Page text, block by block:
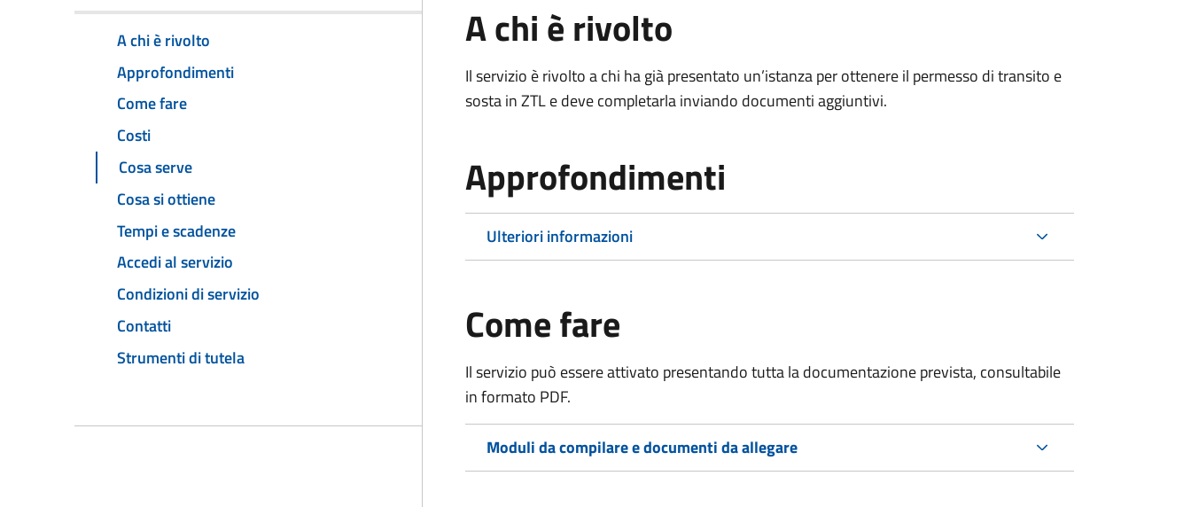
A chi è rivolto
Approfondimenti
Come fare
Costi
Cosa serve
Cosa si ottiene
Tempi e scadenze
Accedi al servizio
Condizioni di servizio
Contatti
Strumenti di tutela
A chi è rivolto
Il servizio è rivolto a chi ha già presentato un’istanza per ottenere il permesso di transito e
sosta in ZTL e deve completarla inviando documenti aggiuntivi.
Approfondimenti
Ulteriori informazioni
Come fare
Il servizio può essere attivato presentando tutta la documentazione prevista, consultabile
in formato PDF.
Moduli da compilare e documenti da allegare